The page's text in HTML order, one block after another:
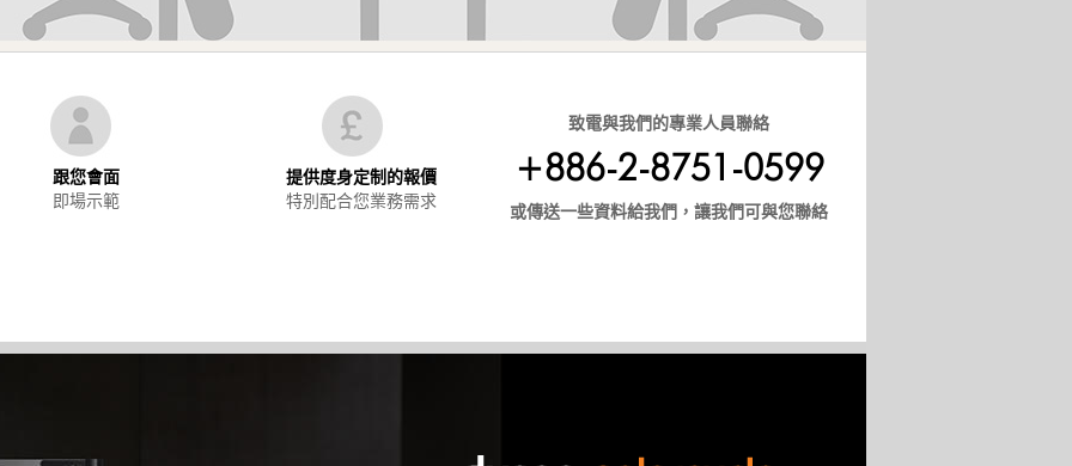
跟您會面
即場示範
提供度身定制的報價
特別配合您業務需求
致電與我們的專業人員聯絡
+886-2-8751-0599
或傳送一些資料給我們，讓我們可與您聯絡